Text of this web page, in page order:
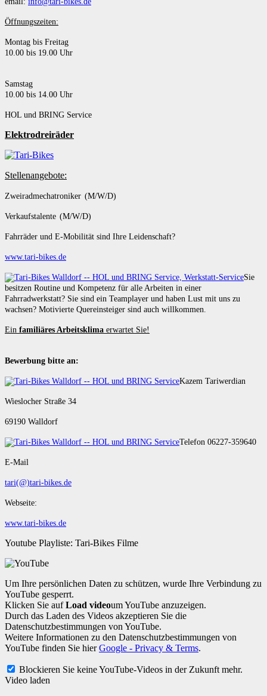
Öffnungszeiten:
Montag bis Freitag
10.00 bis 19.00 Uhr
Samstag
10.00 bis 14.00 Uhr
HOL und BRING Service
Elektrodreiräder
Stellenangebote:
Zweiradmechatroniker (M/W/D)
Verkaufstalente (M/W/D)
Fahrräder und E-Mobilität sind Ihre Leidenschaft?
www.tari-bikes.de
Sie
besitzen Routine und Kompetenz für alle Arbeiten in einer
Fahrradwerkstatt? Sie sind ein Teamplayer und haben Lust mit uns zu
wachsen? Motivierte Quereinsteiger sind auch willkommen.
Ein familiäres Arbeitsklima erwartet Sie!
Bewerbung bitte an:
Kazem Tariwerdian
Wieslocher Straße 34
69190 Walldorf
Telefon 06227-359640
E-Mail
tari(@)tari-bikes.de
Webseite:
www.tari-bikes.de
Youtube Playliste: Tari-Bikes Filme
Um Ihre persönlichen Daten zu schützen, wurde Ihre Verbindung zu
YouTube gesperrt.
Klicken Sie aufLoad videoum YouTube anzuzeigen.
Durch das Laden des Videos akzeptieren Sie die
Datenschutzbestimmungen von YouTube.
Weitere Informationen zu den Datenschutzbestimmungen von
YouTube finden Sie hierGoogle - Privacy & Terms.
Blockieren Sie keine YouTube-Videos in der Zukunft mehr.
Video laden